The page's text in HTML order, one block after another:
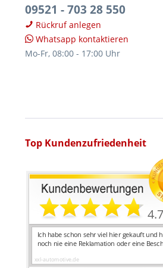
09521 - 703 28 550
Rückruf anlegen
Whatsapp kontaktieren
Mo-Fr, 08:00 - 17:00 Uhr
Top Kundenzufriedenheit